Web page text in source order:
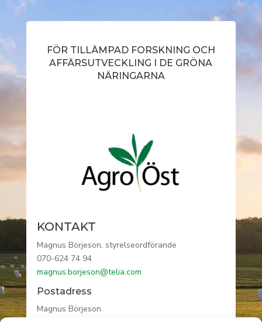
FÖR TILLÄMPAD FORSKNING OCH
AFFÄRSUTVECKLING I DE GRÖNA
NÄRINGARNA
KONTAKT
Magnus Börjeson, styrelseordförande
070-624 74 94
magnus.borjeson@telia.com
Postadress
Magnus Börjeson